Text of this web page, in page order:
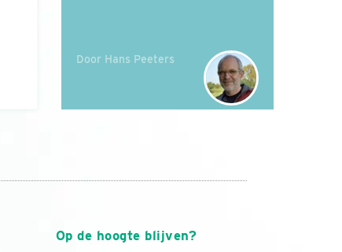
Door Hans Peeters
Op de hoogte blijven?